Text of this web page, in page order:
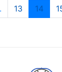
Página
13 14